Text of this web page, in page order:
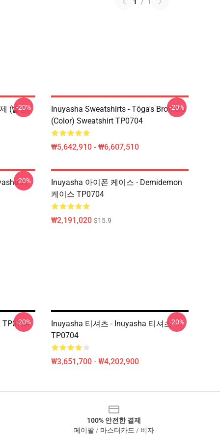
(빨강)
-20%
Inuyasha Sweatshirts - Tōga's Brothers
(color) Sweatshirt TP0704
₩5,642,910 - ₩6,607,510
-20%
케
-20%
Inuyasha 아이폰 케이스 - Demidemon
케이스 TP0704
₩2,191,020 $15.9
TP0704
-20%
Inuyasha 티셔츠 - Inuyasha 티셔츠
TP0704
₩3,651,700 - ₩4,202,900
-20%
100% 안전한 결제
페이팔 / 마스터카드 / 비자